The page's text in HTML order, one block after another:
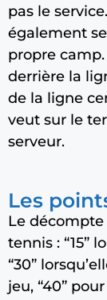
pas le
également
propre
derrière la
de la ligne
veut sur le
serveur.
Les
Le décompte
tennis : “15”
“30”
jeu, “40”